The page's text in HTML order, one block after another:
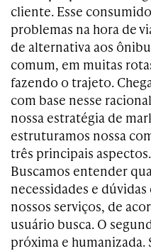
cliente. Esse
problemas na hora de
de alternativa aos
comum, em muitas
fazendo o trajeto.
com base nesse
nossa estratégia de
estruturamos nossa
três principais
Buscamos entender
necessidades e
nossos serviços, de
usuário busca. O
próxima e humanizada.